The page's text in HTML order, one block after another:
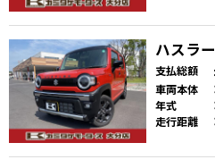
ハスラー
支払総額
車両本体
年式
走行距離